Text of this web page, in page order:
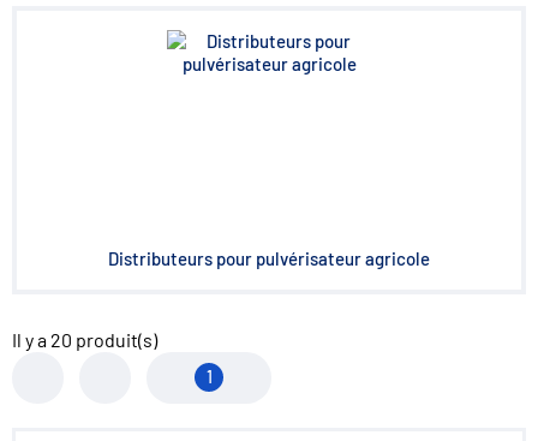
Distributeurs pour pulvérisateur agricole
Il y a 20 produit(s)
1